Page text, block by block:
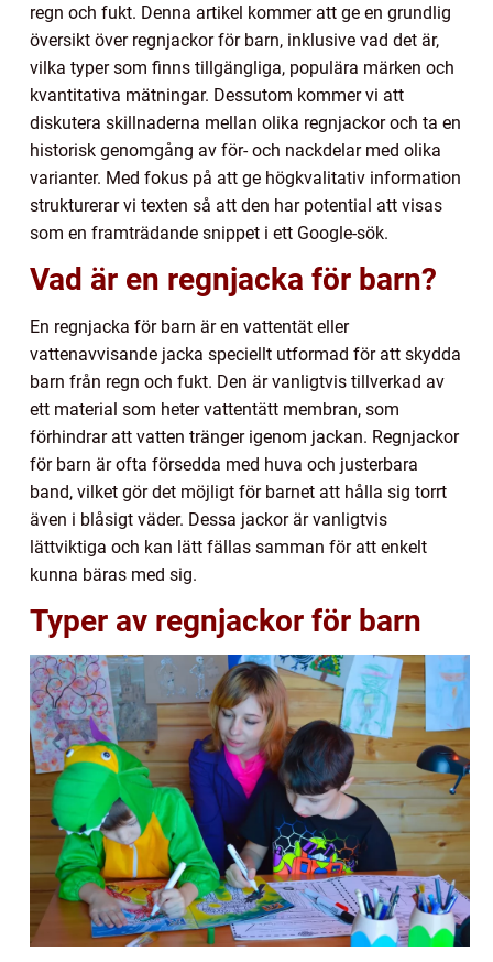
regn och fukt. Denna artikel kommer att ge en grundlig
översikt över regnjackor för barn, inklusive vad det är,
vilka typer som finns tillgängliga, populära märken och
kvantitativa mätningar. Dessutom kommer vi att
diskutera skillnaderna mellan olika regnjackor och ta en
historisk genomgång av för- och nackdelar med olika
varianter. Med fokus på att ge högkvalitativ information
strukturerar vi texten så att den har potential att visas
som en framträdande snippet i ett Google-sök.
Vad är en regnjacka för barn?
En regnjacka för barn är en vattentät eller
vattenavvisande jacka speciellt utformad för att skydda
barn från regn och fukt. Den är vanligtvis tillverkad av
ett material som heter vattentätt membran, som
förhindrar att vatten tränger igenom jackan. Regnjackor
för barn är ofta försedda med huva och justerbara
band, vilket gör det möjligt för barnet att hålla sig torrt
även i blåsigt väder. Dessa jackor är vanligtvis
lättviktiga och kan lätt fällas samman för att enkelt
kunna bäras med sig.
Typer av regnjackor för barn